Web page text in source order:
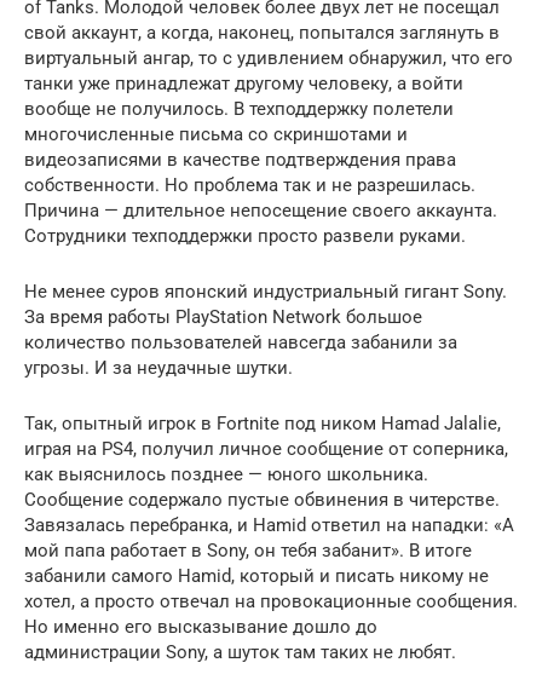
of Tanks. Молодой человек более двух лет не посещал
свой аккаунт, а когда, наконец, попытался заглянуть в
виртуальный ангар, то с удивлением обнаружил, что его
танки уже принадлежат другому человеку, а войти
вообще не получилось. В техподдержку полетели
многочисленные письма со скриншотами и
видеозаписями в качестве подтверждения права
собственности. Но проблема так и не разрешилась.
Причина — длительное непосещение своего аккаунта.
Сотрудники техподдержки просто развели руками.
Не менее суров японский индустриальный гигант Sony.
За время работы PlayStation Network большое
количество пользователей навсегда забанили за
угрозы. И за неудачные шутки.
Так, опытный игрок в Fortnite под ником Hamad Jalalie,
играя на PS4, получил личное сообщение от соперника,
как выяснилось позднее — юного школьника.
Сообщение содержало пустые обвинения в читерстве.
Завязалась перебранка, и Hamid ответил на нападки: «А
мой папа работает в Sony, он тебя забанит». В итоге
забанили самого Hamid, который и писать никому не
хотел, а просто отвечал на провокационные сообщения.
Но именно его высказывание дошло до
администрации Sony, а шуток там таких не любят.